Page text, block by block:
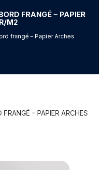
FRANGÉ – PAPIER
M2
frangé – Papier Arches
– PAPIER ARCHES